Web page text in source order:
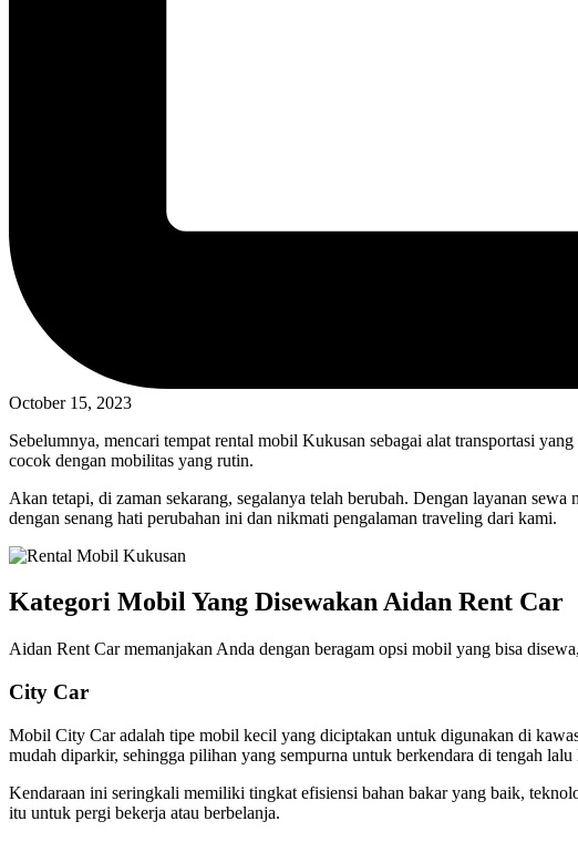
October 15, 2023
Sebelumnya, mencari tempat rental mobil Kukusan sebagai alat transportasi
cocok dengan mobilitas yang rutin.
Akan tetapi, di zaman sekarang, segalanya telah berubah. Dengan layanan
dengan senang hati perubahan ini dan nikmati pengalaman traveling dari kami.
Kategori Mobil Yang Disewakan Aidan Rent Car
Aidan Rent Car memanjakan Anda dengan beragam opsi mobil yang bisa
City Car
Mobil City Car adalah tipe mobil kecil yang diciptakan untuk digunakan di
mudah diparkir, sehingga pilihan yang sempurna untuk berkendara di tengah lalu
Kendaraan ini seringkali memiliki tingkat efisiensi bahan bakar yang baik,
itu untuk pergi bekerja atau berbelanja.